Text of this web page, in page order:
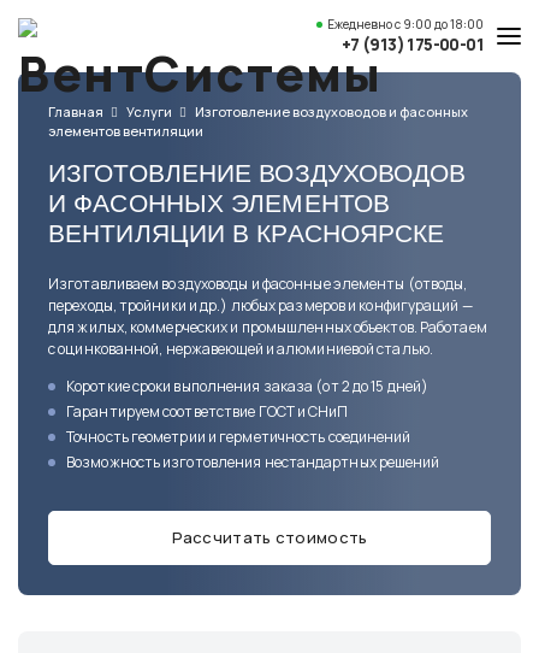
Ежедневнос 9:00 до 18:00
+7 (913) 175-00-01
Услуги и цены
О компании
Наши работы
Полезные статьи
Доставка и оплата
Контакты
ул. Свердловская, 15 ст29, офис 4
Главная Услуги
Изготовление воздуховодов и фасонных
элементов вентиляции
ИЗГОТОВЛЕНИЕ ВОЗДУХОВОДОВ
И ФАСОННЫХ ЭЛЕМЕНТОВ
ВЕНТИЛЯЦИИ В КРАСНОЯРСКЕ
Изготавливаем воздуховоды и фасонные элементы (отводы,
переходы, тройники и др.) любых размеров и конфигураций —
для жилых, коммерческих и промышленных объектов. Работаем
с оцинкованной, нержавеющей и алюминиевой сталью.
Короткие сроки выполнения заказа (от 2 до 15 дней)
Гарантируем соответствие ГОСТ и СНиП
Точность геометрии и герметичность соединений
Возможность изготовления нестандартных решений
Рассчитать стоимость